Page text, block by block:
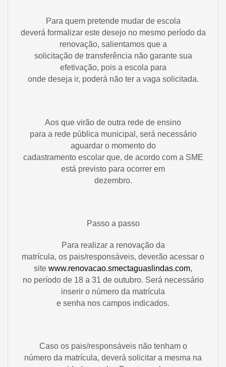
Para quem pretende mudar de escola
deverá formalizar este desejo no mesmo período da
renovação, salientamos que a
solicitação de transferência não garante sua
efetivação, pois a escola para
onde deseja ir, poderá não ter a vaga solicitada.
Aos que virão de outra rede de ensino
para a rede pública municipal, será necessário
aguardar o momento do
cadastramento escolar que, de acordo com a SME
está previsto para ocorrer em
dezembro.
Passo a passo
Para realizar a renovação da
matrícula, os pais/responsáveis, deverão acessar o
site www.renovacao.smectaguaslindas.com,
no período de 18 a 31 de outubro. Será necessário
inserir o número da matrícula
e senha nos campos indicados.
Caso os pais/responsáveis não tenham o
número da matrícula, deverá solicitar a mesma na